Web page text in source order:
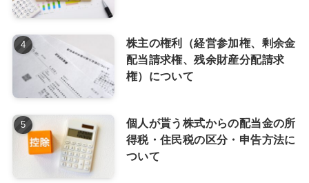
株主の権利（経営参加権、剰余金
配当請求権、残余財産分配請求
権）について
個人が貰う株式からの配当金の所
得税・住民税の区分・申告方法に
ついて